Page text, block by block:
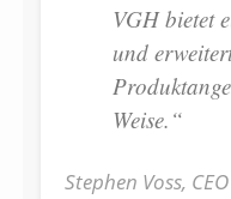
VGH bietet
und
Weise.“
Stephen Voss,